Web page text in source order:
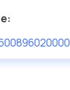
0896020000